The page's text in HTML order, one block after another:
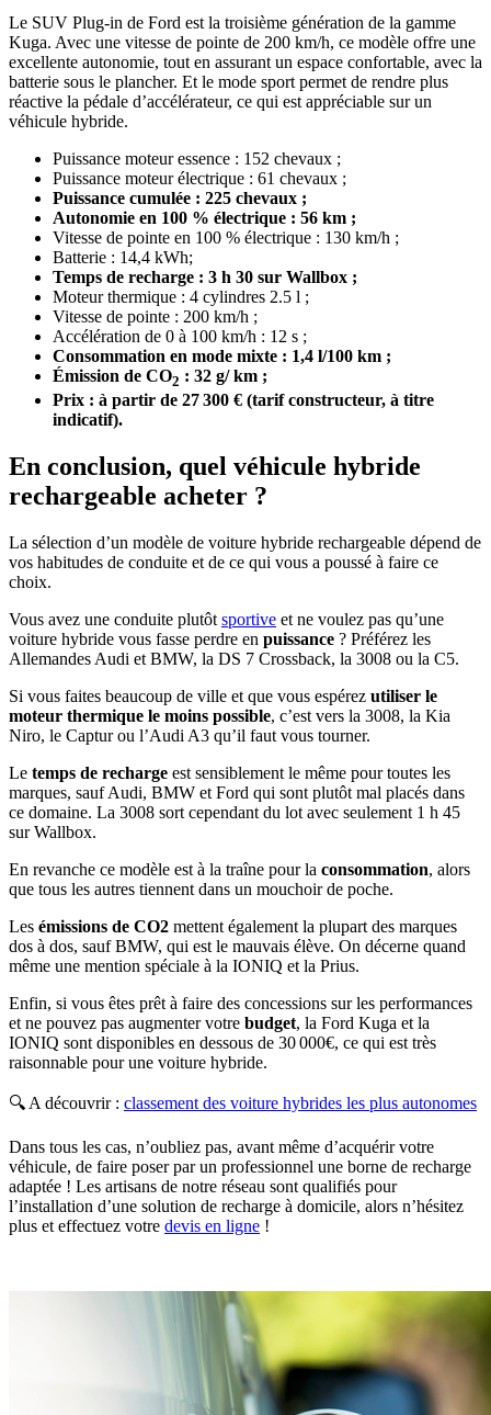
Le SUV Plug-in de Ford est la troisième génération de la gamme
Kuga. Avec une vitesse de pointe de 200 km/h, ce modèle offre une
excellente autonomie, tout en assurant un espace confortable, avec la
batterie sous le plancher. Et le mode sport permet de rendre plus
réactive la pédale d’accélérateur, ce qui est appréciable sur un
véhicule hybride.
Puissance moteur essence : 152 chevaux ;
Puissance moteur électrique : 61 chevaux ;
Puissance cumulée : 225 chevaux ;
Autonomie en 100 % électrique : 56 km ;
Vitesse de pointe en 100 % électrique : 130 km/h ;
Batterie : 14,4 kWh;
Temps de recharge : 3 h 30 sur Wallbox ;
Moteur thermique : 4 cylindres 2.5 l ;
Vitesse de pointe : 200 km/h ;
Accélération de 0 à 100 km/h : 12 s ;
Consommation en mode mixte : 1,4 l/100 km ;
Émission de CO2 : 32 g/ km ;
Prix : à partir de 27 300 € (tarif constructeur, à titre
indicatif).
En conclusion, quel véhicule hybride
rechargeable acheter ?
La sélection d’un modèle de voiture hybride rechargeable dépend de
vos habitudes de conduite et de ce qui vous a poussé à faire ce
choix.
Vous avez une conduite plutôt sportive et ne voulez pas qu’une
voiture hybride vous fasse perdre en puissance ? Préférez les
Allemandes Audi et BMW, la DS 7 Crossback, la 3008 ou la C5.
Si vous faites beaucoup de ville et que vous espérez utiliser le
moteur thermique le moins possible, c’est vers la 3008, la Kia
Niro, le Captur ou l’Audi A3 qu’il faut vous tourner.
Le temps de recharge est sensiblement le même pour toutes les
marques, sauf Audi, BMW et Ford qui sont plutôt mal placés dans
ce domaine. La 3008 sort cependant du lot avec seulement 1 h 45
sur Wallbox.
En revanche ce modèle est à la traîne pour la consommation, alors
que tous les autres tiennent dans un mouchoir de poche.
Les émissions de CO2 mettent également la plupart des marques
dos à dos, sauf BMW, qui est le mauvais élève. On décerne quand
même une mention spéciale à la IONIQ et la Prius.
Enfin, si vous êtes prêt à faire des concessions sur les performances
et ne pouvez pas augmenter votre budget, la Ford Kuga et la
IONIQ sont disponibles en dessous de 30 000€, ce qui est très
raisonnable pour une voiture hybride.
🔍 A découvrir : classement des voiture hybrides les plus autonomes
Dans tous les cas, n’oubliez pas, avant même d’acquérir votre
véhicule, de faire poser par un professionnel une borne de recharge
adaptée ! Les artisans de notre réseau sont qualifiés pour
l’installation d’une solution de recharge à domicile, alors n’hésitez
plus et effectuez votre devis en ligne !